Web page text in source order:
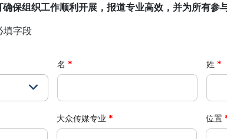
保组织工作顺利开展，报道专业高效，并为所有参
填字段
名 姓
大众传媒专业 位置